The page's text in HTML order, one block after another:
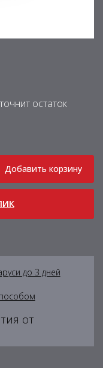
остаток
Добавить корзину
до 3 дней
от